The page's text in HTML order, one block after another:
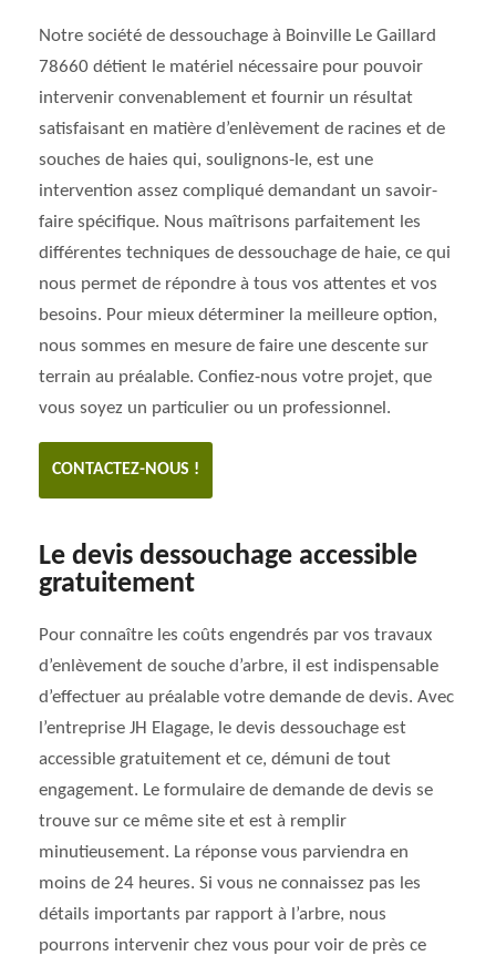
Notre société de dessouchage à Boinville Le Gaillard
78660 détient le matériel nécessaire pour pouvoir
intervenir convenablement et fournir un résultat
satisfaisant en matière d’enlèvement de racines et de
souches de haies qui, soulignons-le, est une
intervention assez compliqué demandant un savoir-
faire spécifique. Nous maîtrisons parfaitement les
différentes techniques de dessouchage de haie, ce qui
nous permet de répondre à tous vos attentes et vos
besoins. Pour mieux déterminer la meilleure option,
nous sommes en mesure de faire une descente sur
terrain au préalable. Confiez-nous votre projet, que
vous soyez un particulier ou un professionnel.
CONTACTEZ-NOUS !
Le devis dessouchage accessible
gratuitement
Pour connaître les coûts engendrés par vos travaux
d’enlèvement de souche d’arbre, il est indispensable
d’effectuer au préalable votre demande de devis. Avec
l’entreprise JH Elagage, le devis dessouchage est
accessible gratuitement et ce, démuni de tout
engagement. Le formulaire de demande de devis se
trouve sur ce même site et est à remplir
minutieusement. La réponse vous parviendra en
moins de 24 heures. Si vous ne connaissez pas les
détails importants par rapport à l’arbre, nous
pourrons intervenir chez vous pour voir de près ce